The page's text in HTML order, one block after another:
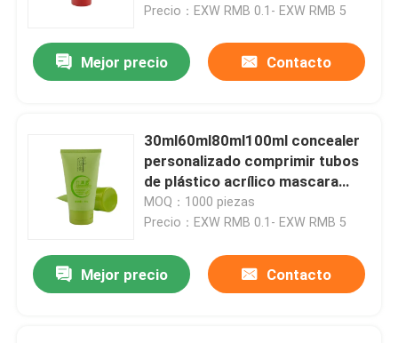
ecológica, tubos de plástico
Precio：EXW RMB 0.1- EXW RMB 5
Mejor precio Contacto
30ml60ml80ml100ml concealer
personalizado comprimir tubos
de plástico acrílico mascara
varitas tubo tubo protector
solar envasado para cosméticos
MOQ：1000 piezas
Precio：EXW RMB 0.1- EXW RMB 5
Mejor precio Contacto